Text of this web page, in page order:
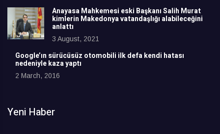
Anayasa Mahkemesi eski Başkanı Salih Murat
kimlerin Makedonya vatandaşlığı alabileceğini
anlattı
3 August, 2021
Google’ın sürücüsüz otomobili ilk defa kendi hatası
nedeniyle kaza yaptı
2 March, 2016
Yeni Haber